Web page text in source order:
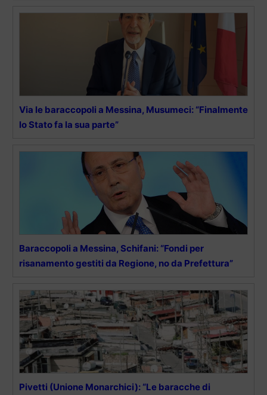
Via le baraccopoli a Messina, Musumeci: “Finalmente
lo Stato fa la sua parte”
Baraccopoli a Messina, Schifani: “Fondi per
risanamento gestiti da Regione, no da Prefettura”
Pivetti (Unione Monarchici): “Le baracche di